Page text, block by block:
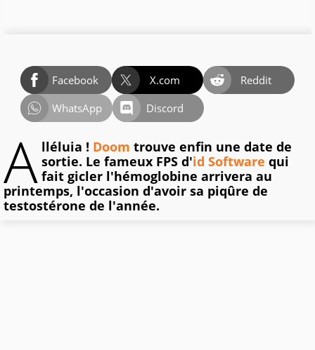
Facebook X.com
Reddit
WhatsApp
Discord
A lléluia ! Doom trouve enfin une date de
sortie. Le fameux FPS d'id Software qui
fait gicler l'hémoglobine arrivera au
printemps, l'occasion d'avoir sa piqûre de
testostérone de l'année.